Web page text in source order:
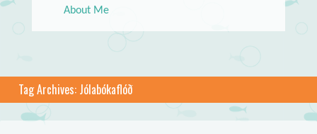
About Me
Tag Archives: Jólabókaflóð